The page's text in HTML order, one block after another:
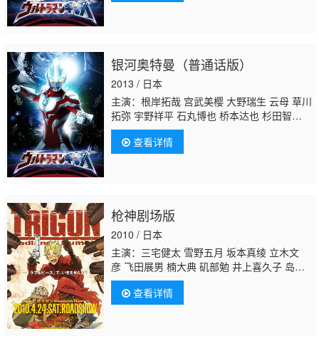
银河奥特曼（普通话版）
2013 / 日本
主演：根岸拓哉 宫武美樱 大野瑞生 云母 草川
拓弥 宇野祥平 石丸博也 桥本达也 杉田智
和 平野勋人川原庆久
光挥 野村宏伸 川上麻衣子 阿部翔平
查看详情
枪神剧场版
2010 / 日本
主演：三宅健太 雪野五月 坂本真绫 立木文
彦 飞田展男 楠大典 矶部勉 井上喜久子 岛田
敏 小野健一 藤真秀 小野坂昌也 樱井敏治 鹤
广美川原庆久
爱 宫川美保 矢口麻美 奈良彻
查看详情